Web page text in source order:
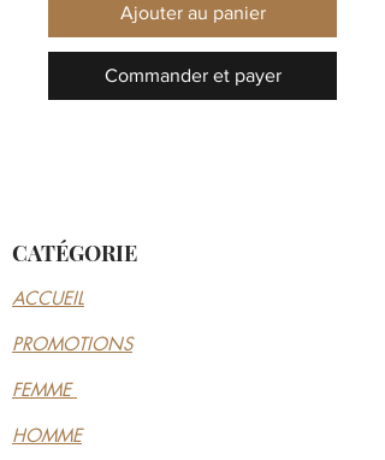
Ajouter au panier
Commander et payer
CATÉGORIE
ACCUEIL
PROMOTIONS
FEMME
HOMME